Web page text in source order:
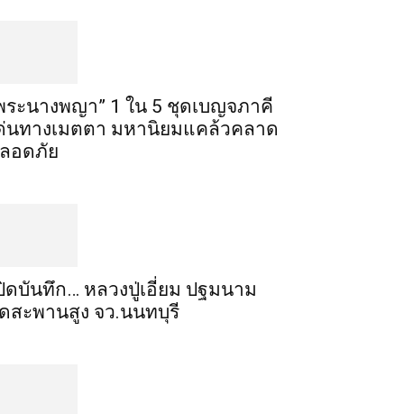
ระ​นาง​พญา” 1 ใน 5​ ชุดเบญจ​ภาคี​
นทางเมตตา​ มหา​นิยม​แคล้วคลาด​
อดภัย​
ดบันทึก… หลวงปู่เอี่ยม ​ปฐม​นาม​
สะพานสูง​ จว.นนทบุรี